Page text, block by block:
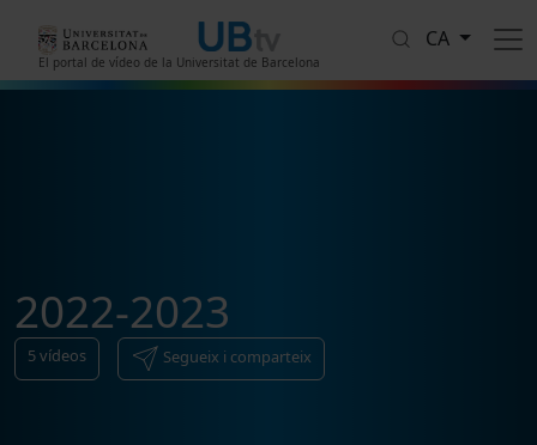
El portal de vídeo de la Universitat de Barcelona
CA
2022-2023
5vídeos Segueix i comparteix